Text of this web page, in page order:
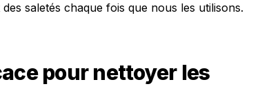
saletés chaque fois que nous les utilisons.
pour nettoyer les